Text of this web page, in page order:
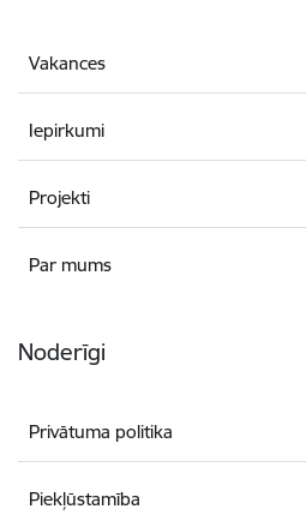
Vakances
Iepirkumi
Projekti
Par mums
Noderīgi
Privātuma politika
Piekļūstamība